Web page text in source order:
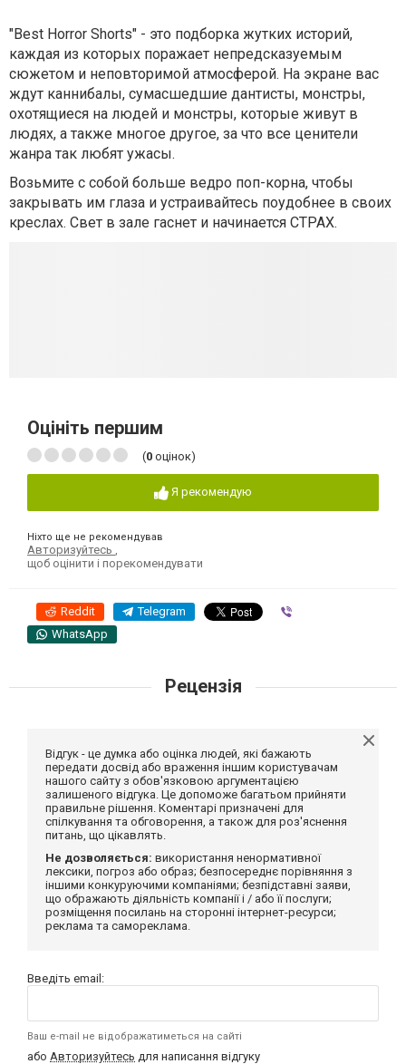
"Best Horror Shorts" - это подборка жутких историй,
каждая из которых поражает непредсказуемым
сюжетом и неповторимой атмосферой. На экране вас
ждут каннибалы, сумасшедшие дантисты, монстры,
охотящиеся на людей и монстры, которые живут в
людях, а также многое другое, за что все ценители
жанра так любят ужасы.
Возьмите с собой больше ведро поп-корна, чтобы
закрывать им глаза и устраивайтесь поудобнее в своих
креслах. Свет в зале гаснет и начинается СТРАХ.
Оцініть першим
(0 оцінок)
Я рекомендую
Ніхто ще не рекомендував
Авторизуйтесь
щоб оцінити і порекомендувати
Reddit Telegram
WhatsApp
Рецензія
Відгук - це думка або оцінка людей, які бажають
передати досвід або враження іншим користувачам
нашого сайту з обов'язковою аргументацією
залишеного відгука. Це допоможе багатьом прийняти
правильне рішення. Коментарі призначені для
спілкування та обговорення, а також для роз'яснення
питань, що цікавлять.
Не дозволяється: використання ненормативної
лексики, погроз або образ; безпосереднє порівняння з
іншими конкуруючими компаніями; безпідставні заяви,
що ображають діяльність компанії і / або її послуги;
розміщення посилань на сторонні інтернет-ресурси;
реклама та самореклама.
Введіть email:
Ваш e-mail не відображатиметься на сайті
або Авторизуйтесь для написання відгуку